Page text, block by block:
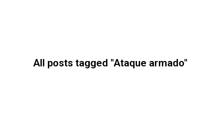
All posts tagged "Ataque armado"